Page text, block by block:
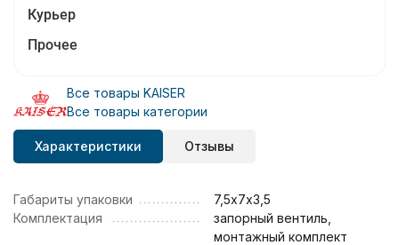
Курьер
Прочее
Все товары KAISER
Все товары категории
Характеристики Отзывы
Габариты упаковки
7,5х7х3,5
Комплектация
запорный вентиль,
монтажный комплект